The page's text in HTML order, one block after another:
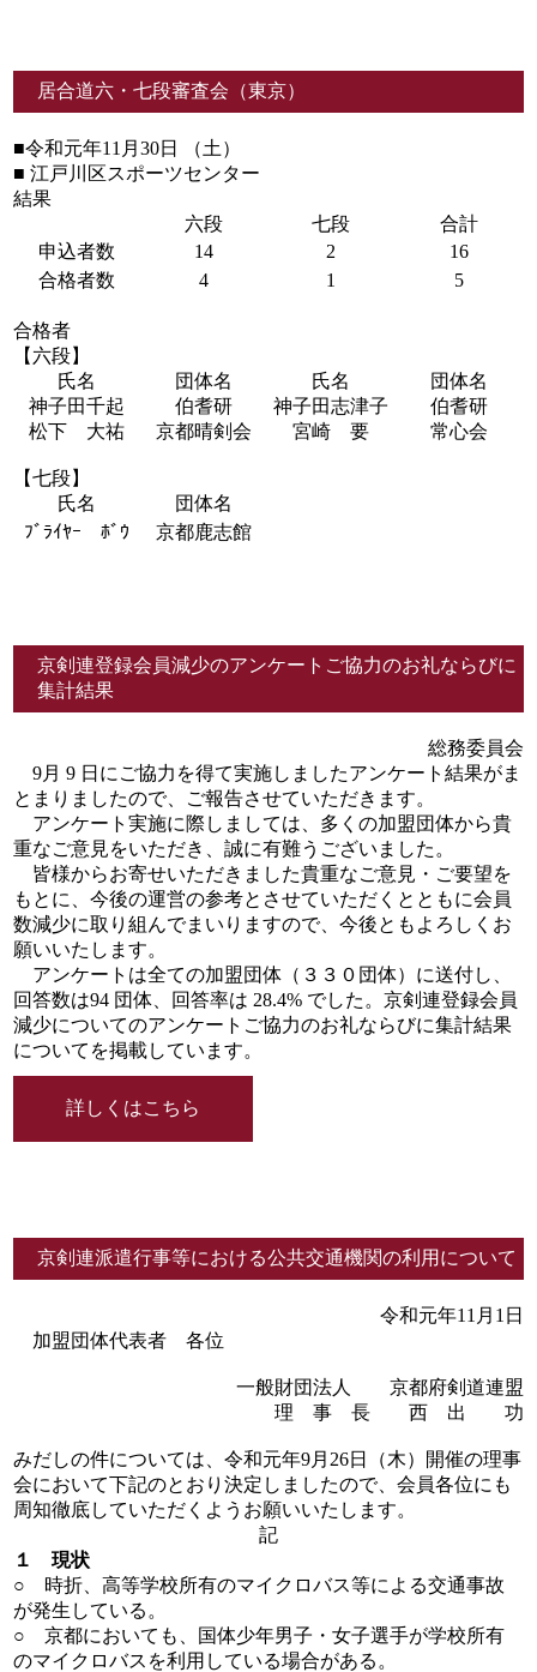
居合道六・七段審査会（東京）
■令和元年11月30日 （土）
■ 江戸川区スポーツセンター
結果
六段
七段
合計
申込者数
14 2
16
合格者数
4 1 5
合格者
【六段】
氏名
団体名 氏名
団体名
神子田千起
伯耆研 神子田志津子
伯耆研
松下 大祐
京都晴剣会 宮崎 要 常心会
【七段】
氏名
団体名
ﾌﾞﾗｲﾔｰ ﾎﾞｳ
京都鹿志館
京剣連登録会員減少のアンケートご協力のお礼ならびに
集計結果
総務委員会
9月 9 日にご協力を得て実施しましたアンケート結果がま
とまりましたので、ご報告させていただきます。
アンケート実施に際しましては、多くの加盟団体から貴
重なご意見をいただき、誠に有難うございました。
皆様からお寄せいただきました貴重なご意見・ご要望を
もとに、今後の運営の参考とさせていただくとともに会員
数減少に取り組んでまいりますので、今後ともよろしくお
願いいたします。
アンケートは全ての加盟団体（３３０団体）に送付し、
回答数は94 団体、回答率は 28.4% でした。京剣連登録会員
減少についてのアンケートご協力のお礼ならびに集計結果
についてを掲載しています。
詳しくはこちら
京剣連派遣行事等における公共交通機関の利用について
令和元年11月1日
加盟団体代表者 各位
一般財団法人 京都府剣道連盟
理 事 長 西 出 功
みだしの件については、令和元年9月26日（木）開催の理事
会において下記のとおり決定しましたので、会員各位にも
周知徹底していただくようお願いいたします。
記
１ 現状
○ 時折、高等学校所有のマイクロバス等による交通事故
が発生している。
○ 京都においても、国体少年男子・女子選手が学校所有
のマイクロバスを利用している場合がある。